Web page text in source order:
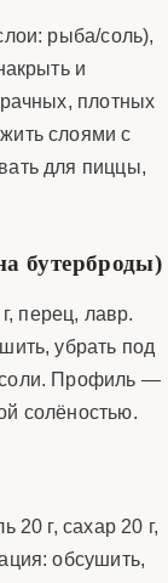
рыба/соль),
и
плотных
слоями с
для пиццы,
бутерброды)
перец, лавр.
убрать под
соли. Профиль —
солёностью.
г, сахар 20 г,
обсушить,